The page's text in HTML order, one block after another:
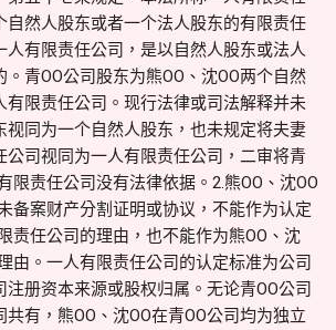
自然人股东或者一个法人股东的有限责任
人有限责任公司，是以自然人股东或法人
青OO公司股东为熊OO、沈OO两个自然
有限责任公司。现行法律或司法解释并未
视同为一个自然人股东，也未规定将夫妻
公司视同为一人有限责任公司，二审将青
限责任公司没有法律依据。2.熊OO、沈OO
备案财产分割证明或协议，不能作为认定
责任公司的理由，也不能作为熊OO、沈
由。一人有限责任公司的认定标准为公司
注册资本来源或股权归属。无论青OO公司
有，熊OO、沈OO在青OO公司均为独立